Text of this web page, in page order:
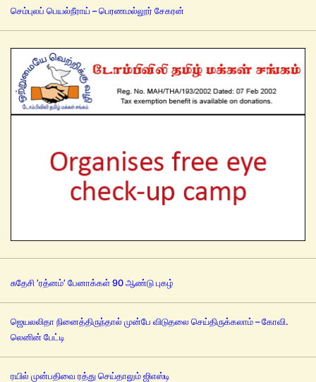
செம்புலப் பெயல்நீராய் – பெரணமல்லூர் சேகரன்
சுதேசி ’ரத்னம்’ பேனாக்கள் 90 ஆண்டு புகழ்
ஜெயலலிதா நினைத்திருந்தால் முன்பே விடுதலை செய்திருக்கலாம் – கோவி.
லெனின் பேட்டி
ரயில் முன்பதிவை ரத்து செய்தாலும் ஜிஎஸ்டி